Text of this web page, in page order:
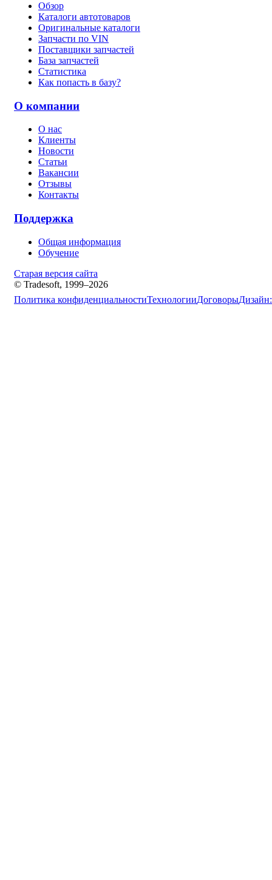
Обзор
Каталоги автотоваров
Оригинальные каталоги
Запчасти по VIN
Поставщики запчастей
База запчастей
Статистика
Как попасть в базу?
О компании
О нас
Клиенты
Новости
Статьи
Вакансии
Отзывы
Контакты
Поддержка
Общая информация
Обучение
Старая версия сайта
© Tradesoft, 1999–2026
Политика конфиденциальностиТехнологииДоговорыДизайн: